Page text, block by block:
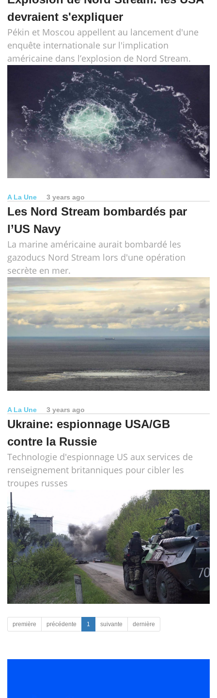
devraient s'expliquer
Pékin et Moscou appellent au lancement d'une
enquête internationale sur l'implication
américaine dans l’explosion de Nord Stream.
A La Une 3 years ago
Les Nord Stream bombardés par
l’US Navy
La marine américaine aurait bombardé les
gazoducs Nord Stream lors d'une opération
secrète en mer.
A La Une 3 years ago
Ukraine: espionnage USA/GB
contre la Russie
Technologie d'espionnage US aux services de
renseignement britanniques pour cibler les
troupes russes
première précédente 1 suivante dernière